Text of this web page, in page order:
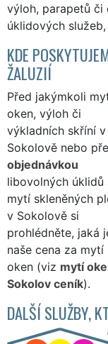
výloh, parapetů či
úklidových
KDE
ŽALUZIÍ
Před jakýmkoli
oken, výloh či
výkladních skříní v
Sokolově nebo
objednávkou
libovolných úklidů
mytí skleněných
v Sokolově si
prohlédněte, jaká
naše cena za mytí
oken (viz mytí
Sokolov ceník).
DALŠÍ SLUŽBY,